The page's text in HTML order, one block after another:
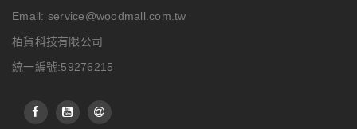
Email: service@woodmall.com.tw
栢貨科技有限公司
統一編號:59276215